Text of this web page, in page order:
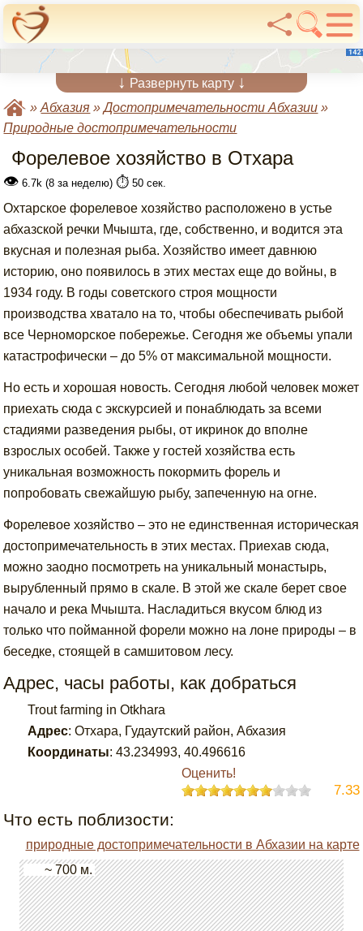
↓ Развернуть карту ↓
»Абхазия »Достопримечательности Абхазии »
Природные достопримечательности
Форелевое хозяйство в Отхара
👁 6.7k (8 за неделю) ⏱️ 50 сек.
Охтарское форелевое хозяйство расположено в устье
абхазской речки Мчышта, где, собственно, и водится эта
вкусная и полезная рыба. Хозяйство имеет давнюю
историю, оно появилось в этих местах еще до войны, в
1934 году. В годы советского строя мощности
производства хватало на то, чтобы обеспечивать рыбой
все Черноморское побережье. Сегодня же объемы упали
катастрофически – до 5% от максимальной мощности.
Но есть и хорошая новость. Сегодня любой человек может
приехать сюда с экскурсией и понаблюдать за всеми
стадиями разведения рыбы, от икринок до вполне
взрослых особей. Также у гостей хозяйства есть
уникальная возможность покормить форель и
попробовать свежайшую рыбу, запеченную на огне.
Форелевое хозяйство – это не единственная историческая
достопримечательность в этих местах. Приехав сюда,
можно заодно посмотреть на уникальный монастырь,
вырубленный прямо в скале. В этой же скале берет свое
начало и река Мчышта. Насладиться вкусом блюд из
только что пойманной форели можно на лоне природы – в
беседке, стоящей в самшитовом лесу.
Адрес, часы работы, как добраться
Trout farming in Otkhara
Адрес:Отхара, Гудаутский район, Абхазия
Координаты: 43.234993,40.496616
Оценить!
7.33
Что есть поблизости:
природные достопримечательности в Абхазии на карте
~ 700 м.